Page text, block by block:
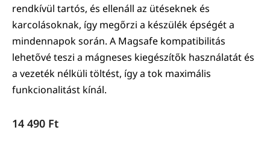
rendkívül tartós, és ellenáll az ütéseknek és
karcolásoknak, így megőrzi a készülék épségét a
mindennapok során. A Magsafe kompatibilitás
lehetővé teszi a mágneses kiegészítők használatát és
a vezeték nélküli töltést, így a tok maximális
funkcionalitást kínál.
14 490 Ft